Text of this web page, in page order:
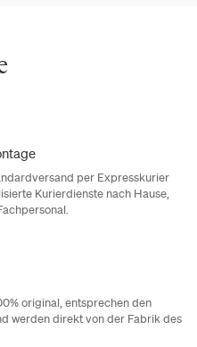
per Expresskurier
Kurierdienste nach Hause,
original, entsprechen den
werden direkt von der Fabrik des